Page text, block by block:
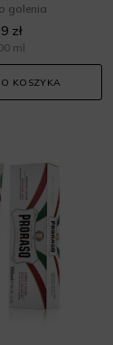
golenia
zł
ml
KOSZYKA